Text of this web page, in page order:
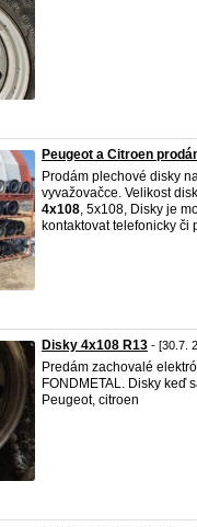
Peugeot a Citroen
Prodám plechové disky
vyvažovačce. Velikost
4x108, 5x108, Disky je
kontaktovat telefonicky či
Disky 4x108 R13 - [30.7.
Predám zachovalé
FONDMETAL. Disky keď
Peugeot, citroen